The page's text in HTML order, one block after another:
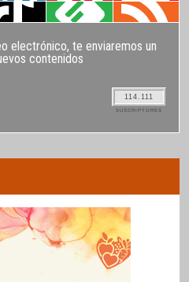
electrónico, te enviaremos un
contenidos
114.111
SUSCRIPTORES